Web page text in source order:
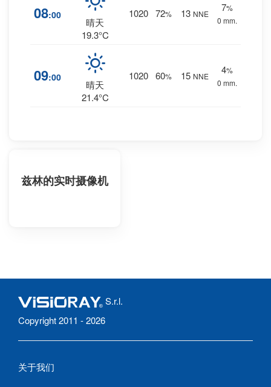
08:00
晴天
19.3°C
1020 72% 13 NNE
7%
0 mm.
09:00
晴天
21.4°C
1020 60% 15 NNE
4%
0 mm.
兹林的实时摄像机
S.r.l.
Copyright 2011 - 2026
关于我们